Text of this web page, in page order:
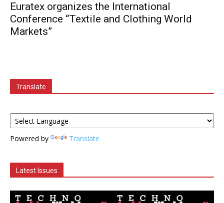
Euratex organizes the International
Conference “Textile and Clothing World
Markets”
Translate
Powered by Translate
Latest Issues